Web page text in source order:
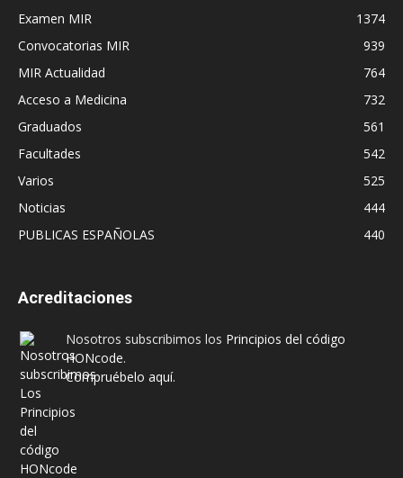
Examen MIR
1374
Convocatorias MIR
939
MIR Actualidad
764
Acceso a Medicina
732
Graduados
561
Facultades
542
Varios
525
Noticias
444
PUBLICAS ESPAÑOLAS
440
Acreditaciones
Nosotros subscribimos los Principios del código
HONcode.
Compruébelo aquí.